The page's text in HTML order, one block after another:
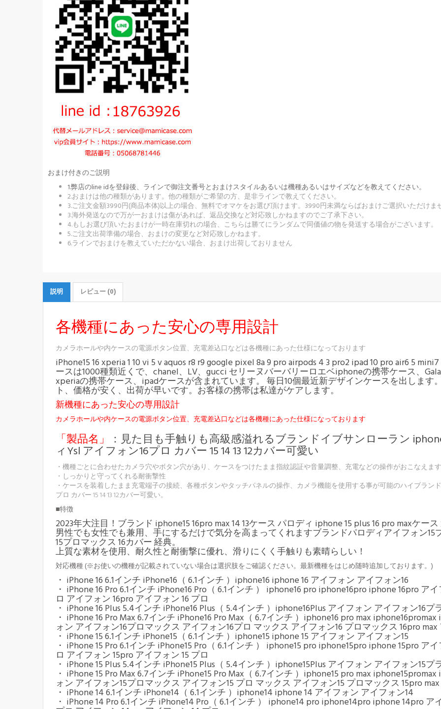
おまけ付きのご説明
1.弊店のline idを登録後、ラインで御注文番号とおまけスタイルあるいは機種あるいはサイズなどを教えてください。
2.おまけは他の種類があります。他の種類がご希望の方、是非ラインで教えてください。
3.ご注文金額3990円(商品本体)以上の場合、無料でオマケをお選び頂けます。3990円未満ならばおまけご選択いただけま
3.海外発送なので万が一おまけは傷があれば、返品交換など対応致しかねますのでご了承下さい。
4.もしお選び頂いたおまけが一時在庫切れの場合、こちらは勝てにランダムで同価値の物を発送する場合がございます。
5.ご注文出荷準備の場合、おまけの変更など対応致しかねます。
6.ラインでおまけを教えていただかない場合、おまけ出荷しておりません
説明 レビュー (0)
各機種にあった安心の専用設計
カメラホールや内ケースの電源ボタン位置、充電差込口などは各機種にあった仕様になっております
iPhone15 16 xperia 1 10 vi 5 v aquos r8 r9 google pixel 8a 9 pro airpods 4 3 pro2 ipad 10 pro air6 5
ースは1000種類近くで、chanel、LV、gucci セリーヌバーバリーロエベiphoneの携帯ケース、
xperiaの携帯ケース、ipadケースが含まれています。 毎日10個最近新デザインケースを出しま
ト、価格が安く、出荷が早いです。お客様の携帯は私達がケアします。
新機種にあった安心の専用設計
カメラホールや内ケースの電源ボタン位置、充電差込口などは各機種にあった仕様になっております
「製品名」 ：見た目も手触りも高級感溢れるブランドイブサンローラン
ィYsl アイフォン16プロ カバー 15 14 13 12カバー可愛い
・機種ごとに合わせたカメラ穴やボタン穴があり、ケースをつけたまま指紋認証や音量調整、充電などの操作がおこなえま
・しっかりと守ってくれる耐衝撃性
・ケースを装着したまま充電端子の接続、各種ボタンやタッチパネルの操作、カメラ機能を使用する事が可能のハイブラン
プロ カバー 15 14 13 12カバー可愛い。
■特徴
2023年大注目！ブランド iphone15 16pro max 14 13ケース パロディ iphone 15 plus 16 pro maxケー
男性でも女性でも兼用、手にするだけで気分を高まってくれますブランドパロディアイフォン15
15プロマックス 16カバー 経典。
上質な素材を使用、耐久性と耐衝撃に優れ、滑りにくく手触りも素晴らしい！
対応機種 (※お使いの機種が記載されていない場合は選択肢をご確認ください。最新機種をはじめ随時追加しております。)
・ iPhone 16 6.1インチ iPhone16（ 6.1インチ ）iphone16 iphone 16 アイフォン アイフォン16
・ iPhone 16 Pro 6.1インチ iPhone16 Pro（ 6.1インチ ） iphone16 pro iphone16pro iphone 16pro ア
ロ アイフォン 16pro アイフォン 16 プロ
・ iPhone 16 Plus 5.4インチ iPhone16 Plus（ 5.4インチ ）iphone16Plus アイフォン アイフォン16
・ iPhone 16 Pro Max 6.7インチ iPhone16 Pro Max（ 6.7インチ ）iphone16 pro max
ォン アイフォン16プロマックス アイフォン16プロ マックス アイフォン16 プロマックス 16pro
・ iPhone 15 6.1インチ iPhone15（ 6.1インチ ）iphone15 iphone 15 アイフォン アイフォン15
・ iPhone 15 Pro 6.1インチ iPhone15 Pro（ 6.1インチ ） iphone15 pro iphone15pro iphone 15pro ア
ロ アイフォン 15pro アイフォン 15 プロ
・ iPhone 15 Plus 5.4インチ iPhone15 Plus（ 5.4インチ ）iphone15Plus アイフォン アイフォン15
・ iPhone 15 Pro Max 6.7インチ iPhone15 Pro Max（ 6.7インチ ）iphone15 pro max
ォン アイフォン15プロマックス アイフォン15 プロ マックス アイフォン15 プロマックス 15pro
・ iPhone 14 6.1インチ iPhone14（ 6.1インチ ）iphone14 iphone 14 アイフォン アイフォン14
・ iPhone 14 Pro 6.1インチ iPhone14 Pro（ 6.1インチ ） iphone14 pro iphone14pro iphone 14pro